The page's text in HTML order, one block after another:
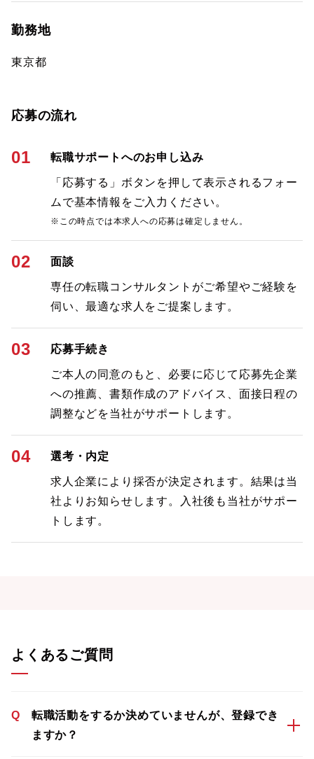
勤務地
東京都
応募の流れ
01 転職サポートへのお申し込み
「応募する」ボタンを押して表示されるフォー
ムで基本情報をご入力ください。
※この時点では本求人への応募は確定しません。
02 面談
専任の転職コンサルタントがご希望やご経験を
伺い、最適な求人をご提案します。
03 応募手続き
ご本人の同意のもと、必要に応じて応募先企業
への推薦、書類作成のアドバイス、面接日程の
調整などを当社がサポートします。
04 選考・内定
求人企業により採否が決定されます。結果は当
社よりお知らせします。入社後も当社がサポー
トします。
よくあるご質問
Q
転職活動をするか決めていませんが、登録でき
ますか？